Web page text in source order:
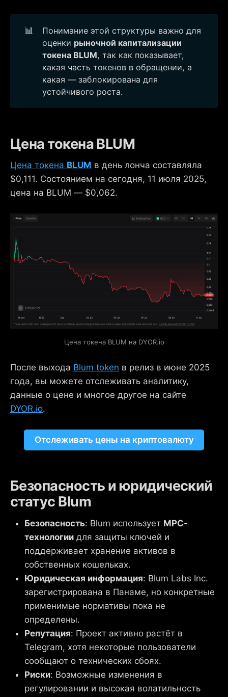
📊
Понимание этой структуры важно для
оценки рыночной капитализации
токена BLUM, так как показывает,
какая часть токенов в обращении, а
какая — заблокирована для
устойчивого роста.
Цена токена BLUM
Цена токена BLUM в день лонча составляла
$0,111. Состоянием на сегодня, 11 июля 2025,
цена на BLUM — $0,062.
Цена токена BLUM на DYOR.io
После выхода Blum token в релиз в июне 2025
года, вы можете отслеживать аналитику,
данные о цене и многое другое на сайте
DYOR.io.
Отслеживать цены на криптовалюту
Безопасность и юридический
статус Blum
Безопасность: Blum использует MPC-
технологии для защиты ключей и
поддерживает хранение активов в
собственных кошельках.
Юридическая информация: Blum Labs Inc.
зарегистрирована в Панаме, но конкретные
применимые нормативы пока не
определены.
Репутация: Проект активно растёт в
Telegram, хотя некоторые пользователи
сообщают о технических сбоях.
Риски: Возможные изменения в
регулировании и высокая волатильность